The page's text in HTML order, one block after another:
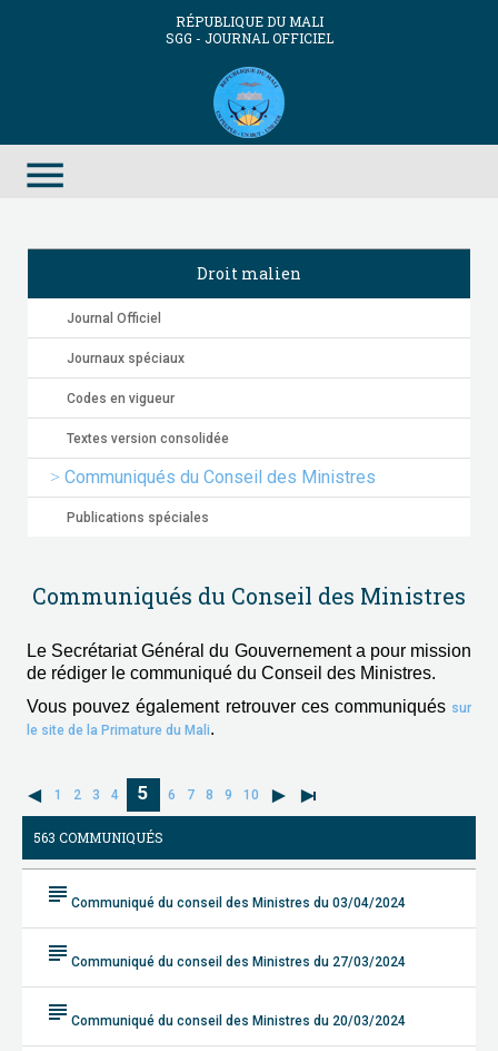
RÉPUBLIQUE DU MALI
SGG - JOURNAL OFFICIEL
menu
Droit malien
Journal Officiel
Journaux spéciaux
Codes en vigueur
Textes version consolidée
Communiqués du Conseil des Ministres
Publications spéciales
Communiqués du Conseil des Ministres
Le Secrétariat Général du Gouvernement a pour mission
de rédiger le communiqué du Conseil des Ministres.
Vous pouvez également retrouver ces communiqués sur
le site de la Primature du Mali.
1 2 3 4 5 6 7 8 9 10
563 COMMUNIQUÉS
subject Communiqué du conseil des Ministres du 03/04/2024
subject Communiqué du conseil des Ministres du 27/03/2024
subject Communiqué du conseil des Ministres du 20/03/2024